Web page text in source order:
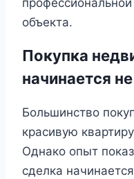
объекта.
Покупка
начинается
Большинство
красивую
Однако опыт
сделка